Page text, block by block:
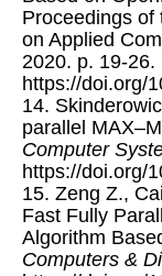
Proceedings of
on Applied
2020. p. 19-26.
https://doi.org/
14.
parallel
Computer
https://doi.org/
15. Zeng Z.,
Fast Fully
Algorithm
Computers &